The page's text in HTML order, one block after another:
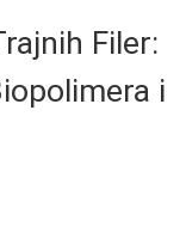
Filer:
i